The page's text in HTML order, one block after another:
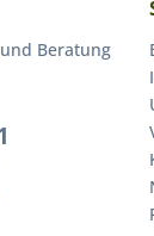
Beratung